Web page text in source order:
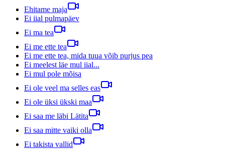
Ehitame maja
Ei iial pulmapäev
Ei ma tea
Ei me ette tea
Ei me ette tea, mida tuua võib purjus pea
Ei meelest läe mul iial...
Ei mul pole mõisa
Ei ole veel ma selles eas
Ei ole üksi ükski maa
Ei saa me läbi Lätita
Ei saa mitte vaiki olla
Ei takista vallid